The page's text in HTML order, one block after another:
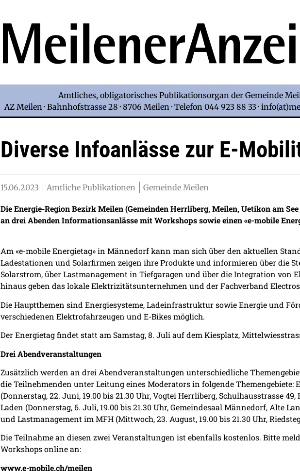
Amtliches, obligatorisches Publikationsorgan der Gemeinde
AZ Meilen · Bahnhofstrasse 28 · 8706 Meilen · Telefon 044 923 88 33 ·
Diverse Infoanlässe zur E-
15.06.2023 Amtliche Publikationen Gemeinde Meilen
Die Energie-Region Bezirk Meilen (Gemeinden Herrliberg, Meilen, Uetikon am
an drei Abenden Informationsanlässe mit Workshops sowie einen «e-mobile
Am «e-mobile Energietag» in Männedorf kann man sich über den aktuellen
Ladestationen und Solarfirmen zeigen ihre Produkte und informieren über die
Solarstrom, über Lastmanagement in Tiefgaragen und über die Integration von
hinaus geben das lokale Elektrizitätsunternehmen und der Fachverband
Die Hauptthemen sind Energiesysteme, Ladeinfrastruktur sowie Energie und
verschiedenen Elektrofahrzeugen und E-Bikes möglich.
Der Energietag findet statt am Samstag, 8. Juli auf dem Kiesplatz,
Drei Abendveranstaltungen
Zusätzlich werden an drei Abendveranstaltungen unterschiedliche
die Teilnehmenden unter Leitung eines Moderators in folgende
(Donnerstag, 22. Juni, 19.00 bis 21.30 Uhr, Vogtei Herrliberg, Schulhausstrasse
Laden (Donnerstag, 6. Juli, 19.00 bis 21.30 Uhr, Gemeindesaal Männedorf, Alte
und Lastmanagement im MFH (Mittwoch, 23. August, 19.00 bis 21.30 Uhr,
Die Teilnahme an diesen zwei Veranstaltungen ist ebenfalls kostenlos. Bitte
Workshops online an:
www.e-mobile.ch/meilen